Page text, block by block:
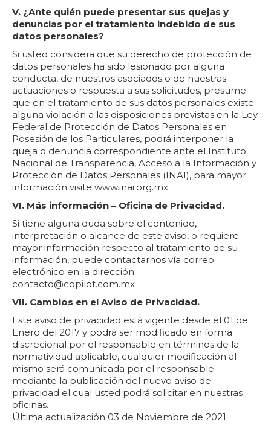
V. ¿Ante quién puede presentar sus quejas y
denuncias por el tratamiento indebido de sus
datos personales?
Si usted considera que su derecho de protección de
datos personales ha sido lesionado por alguna
conducta, de nuestros asociados o de nuestras
actuaciones o respuesta a sus solicitudes, presume
que en el tratamiento de sus datos personales existe
alguna violación a las disposiciones previstas en la Ley
Federal de Protección de Datos Personales en
Posesión de los Particulares, podrá interponer la
queja o denuncia correspondiente ante el Instituto
Nacional de Transparencia, Acceso a la Información y
Protección de Datos Personales (INAI), para mayor
información visite www.inai.org.mx
VI. Más información – Oficina de Privacidad.
Si tiene alguna duda sobre el contenido,
interpretación o alcance de este aviso, o requiere
mayor información respecto al tratamiento de su
información, puede contactarnos vía correo
electrónico en la dirección
contacto@copilot.com.mx
VII. Cambios en el Aviso de Privacidad.
Este aviso de privacidad está vigente desde el 01 de
Enero del 2017 y podrá ser modificado en forma
discrecional por el responsable en términos de la
normatividad aplicable, cualquier modificación al
mismo será comunicada por el responsable
mediante la publicación del nuevo aviso de
privacidad el cual usted podrá solicitar en nuestras
oficinas.
Última actualización 03 de Noviembre de 2021